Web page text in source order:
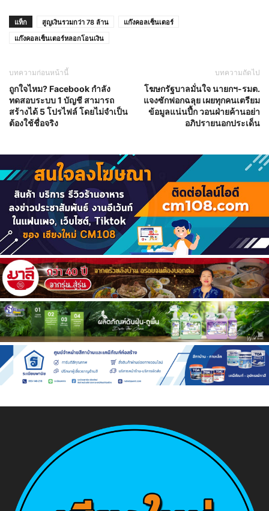
แท็ก สูญเงินรวมกว่า 78 ล้าน
แก๊งคอลเซ็นเตอร์
แก๊งคอลเซ็นเตอร์หลอกโอนเงิน
บทความก่อนหน้านี้
ถูกใจไหม? Facebook กำลัง
ทดสอบระบบ 1 บัญชี สามารถ
สร้างได้ 5 โปรไฟล์ โดยไม่จำเป็น
ต้องใช้ชื่อจริง
บทความถัดไป
โฆษกรัฐบาลมั่นใจ นายกฯ-รมต.
แจงซักฟอกฉลุย เผยทุกคนเตรียม
ข้อมูลแน่นปึ้ก วอนฝ่ายค้านอย่า
อภิปรายนอกประเด็น